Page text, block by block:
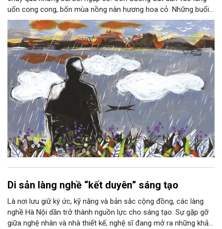
uốn cong cong, bốn mùa nồng nàn hương hoa cỏ. Những buổi
hoàng hôn, khi nắng đã dịu xuống phía cuối sông, đám hoa tím
lại thẫm màu như có ai vừa rắc lên một lớp khói.
Di sản làng nghề “kết duyên” sáng tạo
Là nơi lưu giữ ký ức, kỹ năng và bản sắc cộng đồng, các làng
nghề Hà Nội dần trở thành nguồn lực cho sáng tạo. Sự gặp gỡ
giữa nghệ nhân và nhà thiết kế, nghệ sĩ đang mở ra những khả